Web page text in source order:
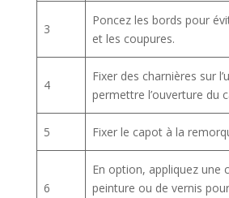
3
Poncez les bords pour
et les coupures.
4
Fixer des charnières sur
permettre l’ouverture du
5 Fixer le capot à la
6
En option, appliquez une
peinture ou de vernis